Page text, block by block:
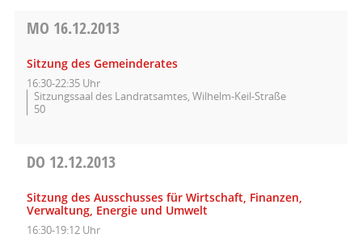
MO 16.12.2013
Sitzung des Gemeinderates
16:30-22:35 Uhr
Sitzungssaal des Landratsamtes, Wilhelm-Keil-Straße
50
DO 12.12.2013
Sitzung des Ausschusses für Wirtschaft, Finanzen,
Verwaltung, Energie und Umwelt
16:30-19:12 Uhr